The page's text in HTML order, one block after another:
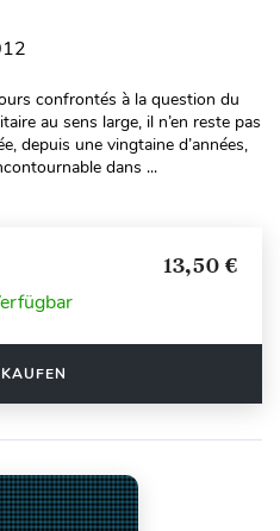
confrontés à la question du
au sens large, il n’en reste pas
depuis une vingtaine d’années,
dans ...
13,50 €
KAUFEN